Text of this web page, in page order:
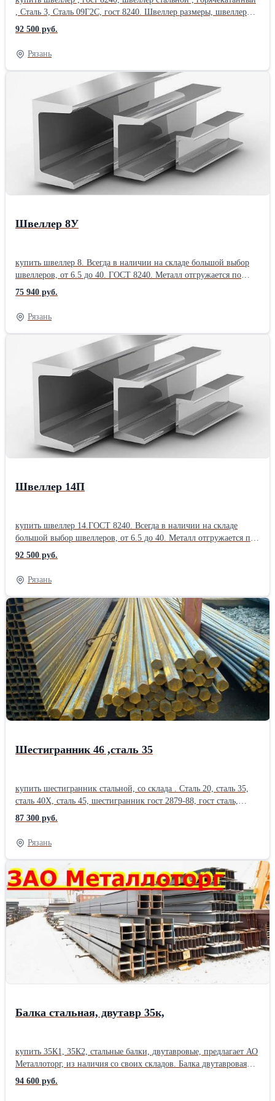
, Сталь 3, Сталь 09Г2С, гост 8240. Швеллер размеры, швеллеры
гост, вес швеллера, швеллер цена , уточняйте у
менеджера. длина швеллера, 11.7 м , 12 м , 6 м, Производство :
СеверСталь , НТМК, ММК. Сертификат. Купить металл: труба
стальная, труба профильная, квадратная, прямоугольная, труба
оцинкованная, арматура 12 мм, арматура а1, проволока, полоса ,
квадрат , круглая труба, лист стальной , оцинковка, швеллер ,
уголок, балка, двутавр, шестигранник . Есть склады в 38 городах
России.Отгрузка от 1 штуки, в розницу, резка металла, размер
швеллера, работаем с частниками. Швеллер 5; Швеллер 6 5;
Швеллер 8; Швеллер 10; Швеллер 12; Швеллер 14; Швеллер 16;
27;Швеллер 30;Производитель: ЕВРАЗ НТМК Способ
производства: Горячекатаный Марка металла: Ст3
92 500 руб.
Рязань
Швеллер 8У
купить швеллер 8. Всегда в наличии на складе большой выбор
швеллеров, от 6.5 до 40. ГОСТ 8240. Металл отгружается по
электронным весам.Сертификат на швеллера выдается при
отгрузке. Есть резка швеллеров в размер.Производитель:
Северсталь
75 940 руб.
Рязань
Швеллер 14П
купить швеллер 14.ГОСТ 8240. Всегда в наличии на складе
большой выбор швеллеров, от 6.5 до 40. Металл отгружается по
электронным весам.Сертификат на швеллера выдается при
отгрузке. Есть резка швеллеров в размер.Производитель:
Северсталь
92 500 руб.
Рязань
Шестигранник 46 ,сталь 35
купить шестигранник стальной, со склада . Сталь 20, сталь 35,
сталь 40Х, сталь 45, шестигранник гост 2879-88, гост сталь,
1050-88. Отгрузка по электронным весам. Постоянное наличие
на складах. Вес шестигранника, цена шестигранник, уточняйте у
менеджера. Диаметр шестигранника, от 12 мм до 75 мм , длина
до 6 м, цена. Резка шестигранника, в размер, с высокой
точностью , пакетная резка на станках ЧПУ, изготовление
заготовок. Также в наличии стальная арматура, арматура а3,
арматура а1, полоса , квадрат , круглая труба, профильные трубы
, лист стальной , оцинковка, швеллер , уголок, балка, двутавр,
круг стальной . 12; 14; 17; 19; 22; 24; 27; 30; 32; 36; 41; 46; 48;
50; 52; 55; 60; 65; 75, Отгрузка по электронным весам.
Сертификаты на металл. Есть склады в 38 городах России.
Металл можно купить сегодня , в розницу, от 1 штуки. Работаем
с организациями и частными лицами. Возможна доставка
.Производитель: Северсталь
87 300 руб.
Рязань
Балка стальная, двутавр 35к,
купить 35К1, 35К2, стальные балки, двутавровые, предлагает АО
Металлоторг, из наличия со своих складов. Балка двутавровая
стальная , изготовлена согласно СТО АСЧМ 20-93. Изготовитель
- НТМК. Двутавр изготовлен из обычной нелегированной стали,
94 600 руб.